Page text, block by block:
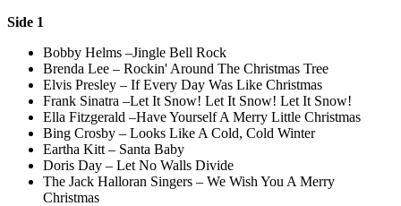
Side 1
Bobby Helms –Jingle Bell Rock
Brenda Lee – Rockin' Around The Christmas Tree
Elvis Presley – If Every Day Was Like Christmas
Frank Sinatra –Let It Snow! Let It Snow! Let It Snow!
Ella Fitzgerald –Have Yourself A Merry Little Christmas
Bing Crosby – Looks Like A Cold, Cold Winter
Eartha Kitt – Santa Baby
Doris Day – Let No Walls Divide
The Jack Halloran Singers – We Wish You A Merry
Christmas